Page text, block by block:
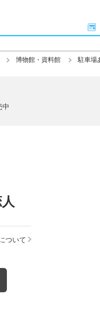
博物館・資料館 駐車場
中
ついて